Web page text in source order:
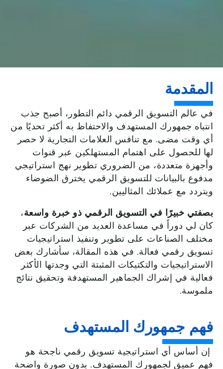
المقدمة
في عالم التسويق الرقمي دائم التطور، أصبح جذب
انتباه جمهورك المستهدف والاحتفاظ به أكثر تحديًا من
أي وقت مضى. مع تنافس العلامات التجارية لا حصر
لها للحصول على اهتمام المستهلكين عبر قنوات
وأجهزة متعددة، من الضروري تطوير نهج استراتيجي
مدفوع بالبيانات للتسويق الرقمي يخترق الضوضاء
ويتردد مع عملائك المثاليين.
بصفتي خبيرًا في التسويق الرقمي ذو خبرة واسعة،
كان لي دوراً في مساعدة العديد من الشركات عبر
مختلف الصناعات على تطوير وتنفيذ استراتيجيات
تسويق رقمي فعالة. في هذه المقالة، سأشارك بعض
الاستراتيجيات والتكتيكات المثبتة التي وجدتها الأكثر
فعالية في إشراك الجماهير المستهدفة وتحقيق نتائج
ملموسة.
فهم جمهورك المستهدف
إن أساس أي استراتيجية تسويق رقمي ناجحة هو
فهم عميق لجمهورك المستهدف. بدون صورة واضحة